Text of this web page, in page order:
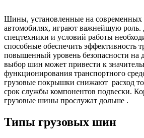
Шины, установленные на современных
автомобилях, играют важнейшую роль.
спецтехники и условий работы
способные обеспечить эффективность
повышенный уровень безопасности на
выбор шин может привести к
функционирования транспортного
грузовые покрышки снижают расход
срок службы компонентов подвески.
грузовые шины прослужат дольше .
Типы грузовых шин